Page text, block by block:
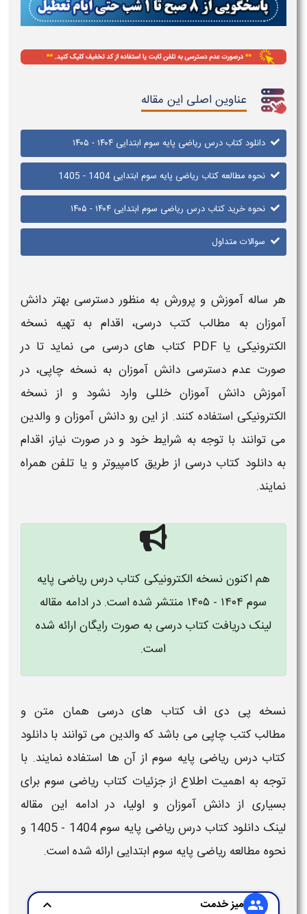
عناوین اصلی این مقاله
دانلود کتاب درس ریاضی پایه سوم ابتدایی ۱۴۰۴ - ۱۴۰۵
نحوه مطالعه کتاب ریاضی پایه سوم ابتدایی 1404 - 1405
نحوه خرید کتاب درس ریاضی سوم ابتدایی ۱۴۰۴ - ۱۴۰۵​
سوالات متداول
هر ساله آموزش و پرورش به منظور دسترسی بهتر دانش
آموزان به مطالب کتب درسی، اقدام به تهیه نسخه
الکترونیکی یا PDF
کتاب های درسی می نماید تا در
صورت عدم دسترسی دانش آموزان به نسخه چاپی، در
آموزش دانش آموزان خللی وارد نشود و از نسخه
الکترونیکی استفاده کنند. از این رو دانش آموزان و والدین
می توانند با توجه به شرایط خود و در صورت نیاز، اقدام
به دانلود کتاب درسیاز طریق کامپیوتر و یا تلفن همراه
نمایند.
هم اکنون نسخه الکترونیکی کتاب درس ریاضی پایه
سوم ۱۴۰۴ - ۱۴۰۵
​ منتشر شده است. در ادامه مقاله
لینک دریافت کتاب درسی به صورت رایگان ارائه شده
است.
نسخه پی دی اف کتاب های درسی همان متن و
مطالب کتب چاپی می باشد که والدین می توانند با دانلود
کتاب درس ریاضیپایه سوماز آن ها استفاده نمایند. با
توجه به اهمیت اطلاع از جزئیات کتاب ریاضی سوم برای
بسیاری از دانش آموزان و اولیا، در ادامه این مقاله
لینک دانلود کتاب درس ریاضی پایه سوم1404 - 1405
و
نحوه مطالعه ریاضی پایه سومابتدایی ارائه شده است.
group میز خدمت expand_more